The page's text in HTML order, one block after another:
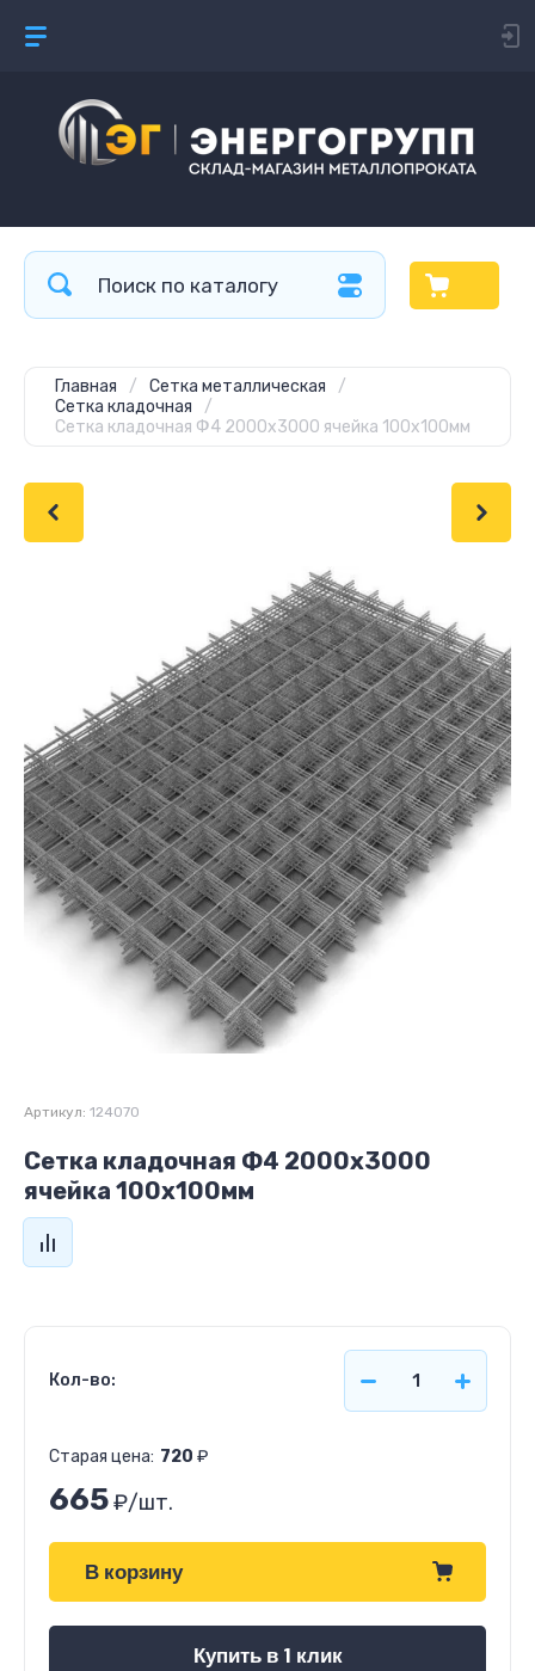
Главная / Сетка металлическая
/
Сетка кладочная
/
Сетка кладочная Ф4 2000х3000 ячейка 100х100мм
Артикул: 124070
Сетка кладочная Ф4 2000х3000
ячейка 100х100мм
Кол-во:
Старая цена: 720 ₽
665₽/шт.
В корзину
Купить в 1 клик